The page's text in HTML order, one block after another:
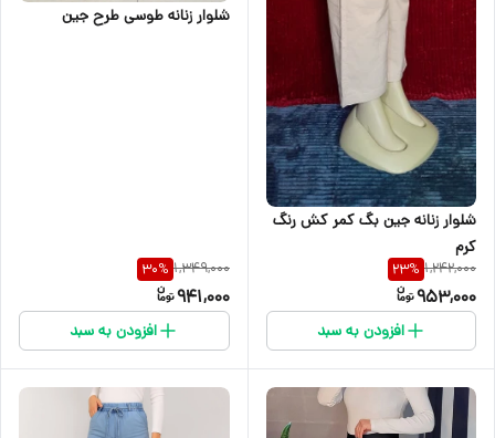
شلوار زنانه جین بگ کمر کش رنگ
کرم
1,242,000
23%
953,000
افزودن به سبد
شلوار زنانه طوسی طرح جین
1,349,000
30%
941,000
افزودن به سبد